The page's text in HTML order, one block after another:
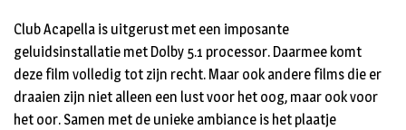
Club Acapella is uitgerust met een imposante
geluidsinstallatie met Dolby 5.1 processor. Daarmee komt
deze film volledig tot zijn recht. Maar ook andere films die er
draaien zijn niet alleen een lust voor het oog, maar ook voor
het oor. Samen met de unieke ambiance is het plaatje